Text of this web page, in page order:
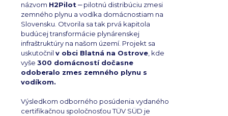
názvom H2Pilot‒ pilotnú distribúciu zmesi
zemného plynu a vodíka domácnostiam na
Slovensku. Otvorila sa tak prvá kapitola
budúcej transformácie plynárenskej
infraštruktúry na našom území. Projekt sa
uskutočnil v obci Blatná na Ostrove, kde
vyše 300 domácností dočasne
odoberalo zmes zemného plynu s
vodíkom.
Výsledkom odborného posúdenia vydaného
certifikačnou spoločnosťou TÜV SÜD je